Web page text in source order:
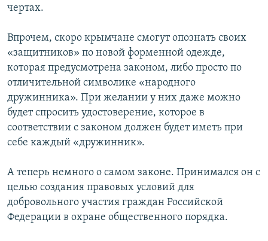
чертах.
Впрочем, скоро крымчане смогут опознать своих
«защитников» по новой форменной одежде,
которая предусмотрена законом, либо просто по
отличительной символике «народного
дружинника». При желании у них даже можно
будет спросить удостоверение, которое в
соответствии с законом должен будет иметь при
себе каждый «дружинник».
А теперь немного о самом законе. Принимался он с
целью создания правовых условий для
добровольного участия граждан Российской
Федерации в охране общественного порядка.